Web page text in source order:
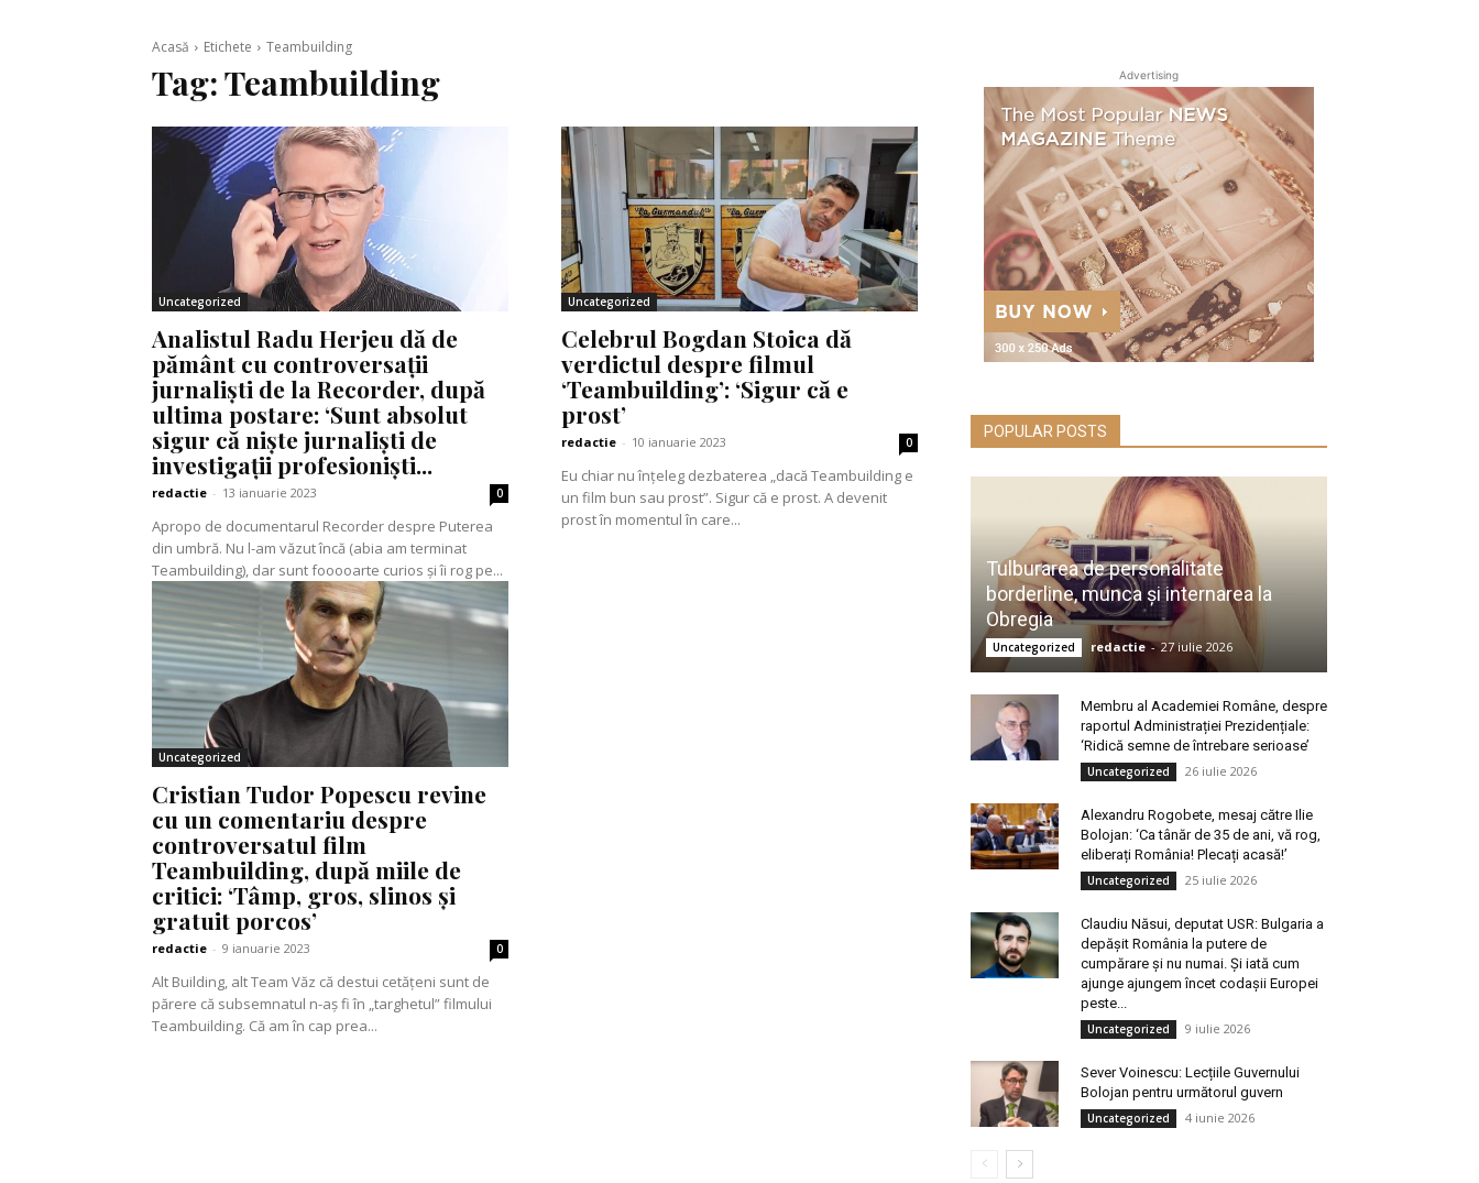
Acasă Etichete Teambuilding
Tag:Teambuilding
Uncategorized
Analistul Radu Herjeu dă de
pământ cu controversații
jurnaliști de la Recorder, după
ultima postare: ‘Sunt absolut
sigur că niște jurnaliști de
investigații profesioniști...
redactie - 13 ianuarie 2023 0
Apropo de documentarul Recorder despre Puterea
din umbră. Nu l-am văzut încă (abia am terminat
Teambuilding), dar sunt fooooarte curios și îi rog pe...
Uncategorized
Celebrul Bogdan Stoica dă
verdictul despre filmul
‘Teambuilding’: ‘Sigur că e
prost’
redactie - 10 ianuarie 2023 0
Eu chiar nu înțeleg dezbaterea „dacă Teambuilding e
un film bun sau prost”. Sigur că e prost. A devenit
prost în momentul în care...
Uncategorized
Cristian Tudor Popescu revine
cu un comentariu despre
controversatul film
Teambuilding, după miile de
critici: ‘Tâmp, gros, slinos și
gratuit porcos’
redactie - 9 ianuarie 2023 0
Alt Building, alt Team Văz că destui cetățeni sunt de
părere că subsemnatul n-aș fi în „targhetul” filmului
Teambuilding. Că am în cap prea...
Advertising
POPULAR POSTS
Tulburarea de personalitate
borderline, munca și internarea la
Obregia
Uncategorized redactie - 27 iulie 2026
Membru al Academiei Române, despre
raportul Administrației Prezidențiale:
‘Ridică semne de întrebare serioase’
Uncategorized 26 iulie 2026
Alexandru Rogobete, mesaj către Ilie
Bolojan: ‘Ca tânăr de 35 de ani, vă rog,
eliberați România! Plecați acasă!’
Uncategorized 25 iulie 2026
Claudiu Năsui, deputat USR: Bulgaria a
depășit România la putere de
cumpărare și nu numai. Și iată cum
ajunge ajungem încet codașii Europei
peste...
Uncategorized 9 iulie 2026
Sever Voinescu: Lecțiile Guvernului
Bolojan pentru următorul guvern
Uncategorized 4 iunie 2026